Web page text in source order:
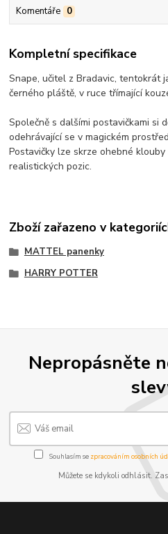
Komentáře 0
Kompletní specifikace
Snape, učitel z Bradavic, tentokrát
černého pláště, v ruce třímající
Společně s dalšími postavičkami si
odehrávající se v magickém
Postavičky lze skrze ohebné
realistických pozic.
Zboží zařazeno v
MATTEL panenky
HARRY POTTER
Nepropásněte
Souhlasím se zpracováním osobních
Můžete se kdykoli odhlásit.